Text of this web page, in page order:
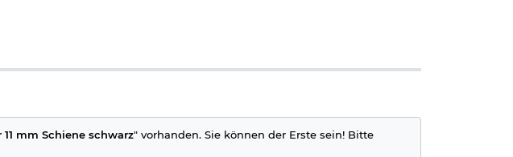
mm Schiene schwarz" vorhanden. Sie können der Erste sein! Bitte